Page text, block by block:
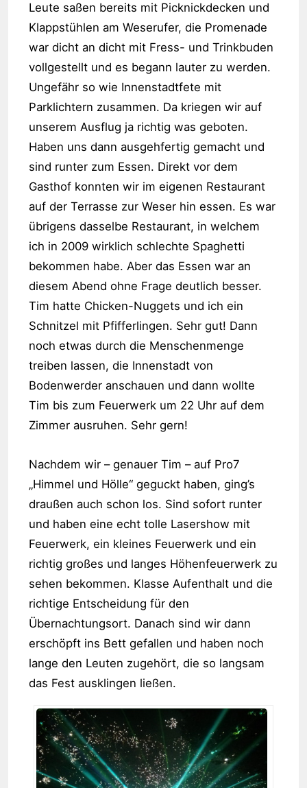
Leute saßen bereits mit Picknickdecken und
Klappstühlen am Weserufer, die Promenade
war dicht an dicht mit Fress- und Trinkbuden
vollgestellt und es begann lauter zu werden.
Ungefähr so wie Innenstadtfete mit
Parklichtern zusammen. Da kriegen wir auf
unserem Ausflug ja richtig was geboten.
Haben uns dann ausgehfertig gemacht und
sind runter zum Essen. Direkt vor dem
Gasthof konnten wir im eigenen Restaurant
auf der Terrasse zur Weser hin essen. Es war
übrigens dasselbe Restaurant, in welchem
ich in 2009 wirklich schlechte Spaghetti
bekommen habe. Aber das Essen war an
diesem Abend ohne Frage deutlich besser.
Tim hatte Chicken-Nuggets und ich ein
Schnitzel mit Pfifferlingen. Sehr gut! Dann
noch etwas durch die Menschenmenge
treiben lassen, die Innenstadt von
Bodenwerder anschauen und dann wollte
Tim bis zum Feuerwerk um 22 Uhr auf dem
Zimmer ausruhen. Sehr gern!
Nachdem wir – genauer Tim – auf Pro7
„Himmel und Hölle“ geguckt haben, ging’s
draußen auch schon los. Sind sofort runter
und haben eine echt tolle Lasershow mit
Feuerwerk, ein kleines Feuerwerk und ein
richtig großes und langes Höhenfeuerwerk zu
sehen bekommen. Klasse Aufenthalt und die
richtige Entscheidung für den
Übernachtungsort. Danach sind wir dann
erschöpft ins Bett gefallen und haben noch
lange den Leuten zugehört, die so langsam
das Fest ausklingen ließen.